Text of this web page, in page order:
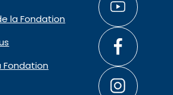
la Fondation
Fondation